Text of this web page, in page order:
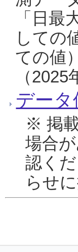
「日
しての
ての値
（2025
デー
※ 掲
場合
認く
らせ